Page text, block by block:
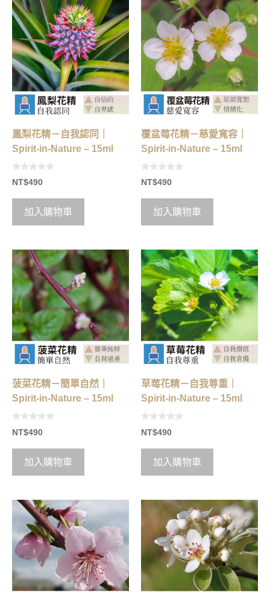
鳳梨花精－自我認同｜
Spirit-in-Nature – 15ml
0
o
5
NT$490
加入購物車
覆盆莓花精－慈愛寬容｜
Spirit-in-Nature – 15ml
0
o
5
NT$490
加入購物車
菠菜花精－簡單自然｜
Spirit-in-Nature – 15ml
0
o
t
5
NT$490
加入購物車
草莓花精－自我尊重｜
Spirit-in-Nature – 15ml
0
o
t
5
NT$490
加入購物車